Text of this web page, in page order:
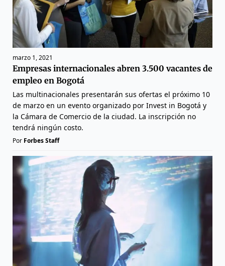
marzo 1, 2021
Empresas internacionales abren 3.500 vacantes de
empleo en Bogotá
Las multinacionales presentarán sus ofertas el próximo 10
de marzo en un evento organizado por Invest in Bogotá y
la Cámara de Comercio de la ciudad. La inscripción no
tendrá ningún costo.
Por Forbes Staff